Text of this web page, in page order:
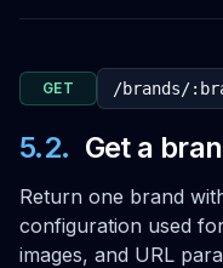
GET /brands/
5.2. Get a
Return one brand
configuration used
images, and URL